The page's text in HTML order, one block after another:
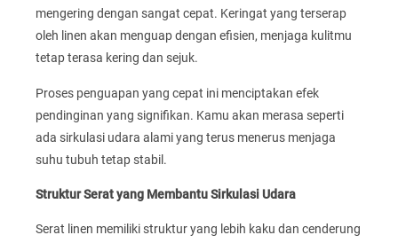
mengering dengan sangat cepat. Keringat yang terserap
oleh linen akan menguap dengan efisien, menjaga kulitmu
tetap terasa kering dan sejuk.
Proses penguapan yang cepat ini menciptakan efek
pendinginan yang signifikan. Kamu akan merasa seperti
ada sirkulasi udara alami yang terus menerus menjaga
suhu tubuh tetap stabil.
Struktur Serat yang Membantu Sirkulasi Udara
Serat linen memiliki struktur yang lebih kaku dan cenderung